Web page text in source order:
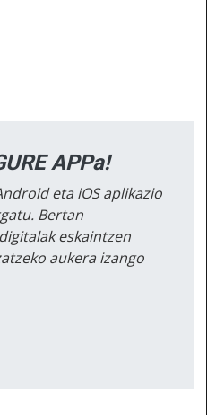
APPa!
eta iOS aplikazio
Bertan
eskaintzen
aukera izango